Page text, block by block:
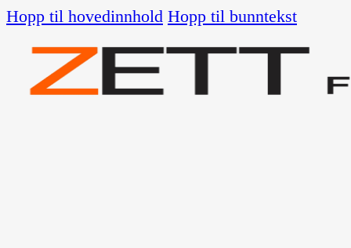
Hopp til hovedinnhold Hopp til bunntekst